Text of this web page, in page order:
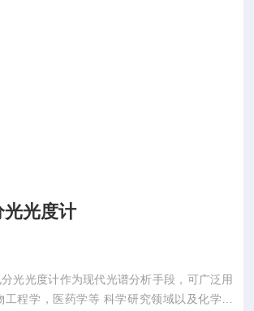
光光度计
光光度计作为现代光谱分析手段，可广泛用
程学，医药学等 科学研究领域以及化学工